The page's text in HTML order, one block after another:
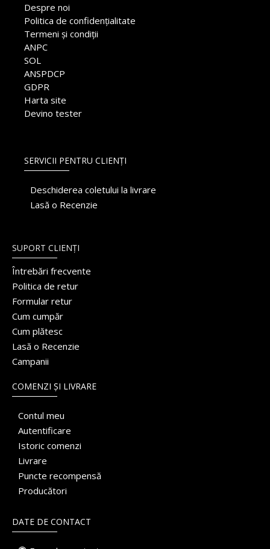
Despre noi
Politica de confidențialitate
Termeni și condiții
ANPC
SOL
ANSPDCP
GDPR
Harta site
Devino tester
SERVICII PENTRU CLIENȚI
Deschiderea coletului la livrare
Lasă o Recenzie
SUPORT CLIENȚI
Întrebări frecvente
Politica de retur
Formular retur
Cum cumpăr
Cum plătesc
Lasă o Recenzie
Campanii
COMENZI ȘI LIVRARE
Contul meu
Autentificare
Istoric comenzi
Livrare
Puncte recompensă
Producători
DATE DE CONTACT